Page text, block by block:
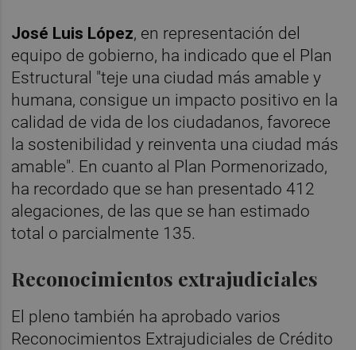
José Luis López, en representación del
equipo de gobierno, ha indicado que el Plan
Estructural "teje una ciudad más amable y
humana, consigue un impacto positivo en la
calidad de vida de los ciudadanos, favorece
la sostenibilidad y reinventa una ciudad más
amable". En cuanto al Plan Pormenorizado,
ha recordado que se han presentado 412
alegaciones, de las que se han estimado
total o parcialmente 135.
Reconocimientos extrajudiciales
El pleno también ha aprobado varios
Reconocimientos Extrajudiciales de Crédito